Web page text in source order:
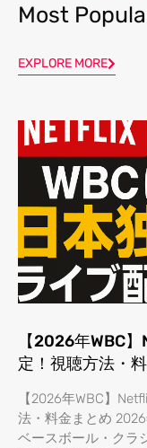
Most
EXPLORE MORE
【2026年WBC
定！視聴方法・
【2026年WBC】
法・料金まとめ
ベースボール・クラ